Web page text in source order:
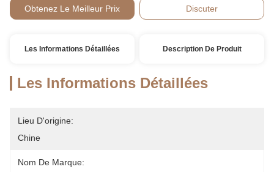
Obtenez Le Meilleur Prix Discuter
Les Informations Détaillées Description De Produit
Les Informations Détaillées
Lieu D'origine:
Chine
Nom De Marque: